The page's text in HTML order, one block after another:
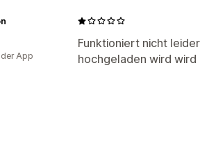
Funktioniert nicht
hochgeladen wird
App